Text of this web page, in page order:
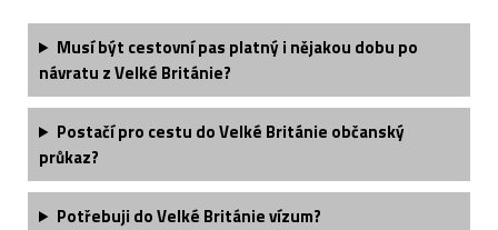
Musí být cestovní pas platný i nějakou dobu po
návratu z Velké Británie?
Postačí pro cestu do Velké Británie občanský
průkaz?
Potřebuji do Velké Británie vízum?